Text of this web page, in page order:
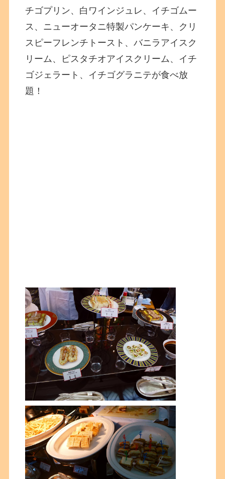
チゴプリン、白ワインジュレ、イチゴムー
ス、ニューオータニ特製パンケーキ、クリ
スピーフレンチトースト、バニラアイスク
リーム、ピスタチオアイスクリーム、イチ
ゴジェラート、イチゴグラニテが食べ放
題！